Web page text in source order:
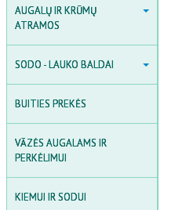
AUGALŲ IR KRŪMŲ
ATRAMOS
SODO - LAUKO BALDAI
BUITIES PREKĖS
VĀZĖS AUGALAMS IR
PERKĖLIMUI
KIEMUI IR SODUI